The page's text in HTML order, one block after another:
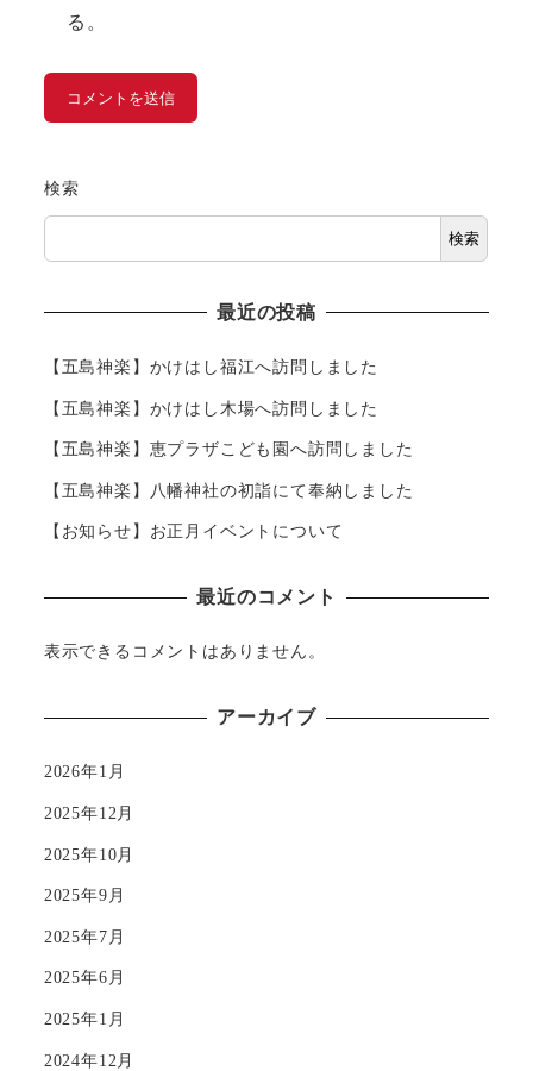
る。
検索
検索
最近の投稿
【五島神楽】かけはし福江へ訪問しました
【五島神楽】かけはし木場へ訪問しました
【五島神楽】恵プラザこども園へ訪問しました
【五島神楽】八幡神社の初詣にて奉納しました
【お知らせ】お正月イベントについて
最近のコメント
表示できるコメントはありません。
アーカイブ
2026年1月
2025年12月
2025年10月
2025年9月
2025年7月
2025年6月
2025年1月
2024年12月